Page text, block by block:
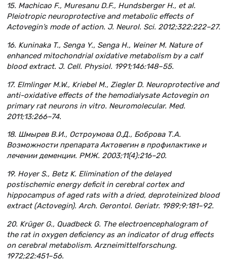
15. Machicao F., Muresanu D.F., Hundsberger H., et al.
Pleiotropic neuroprotective and metabolic effects of
Actovegin’s mode of action. J. Neurol. Sci. 2012;322:222–27.
16. Kuninaka T., Senga Y., Senga H., Weiner M. Nature of
enhanced mitochondrial oxidative metabolism by a calf
blood extract. J. Cell. Physiol. 1991;146:148–55.
17. Elmlinger M.W., Kriebel M., Ziegler D. Neuroprotective and
anti-oxidative effects of the hemodialysate Actovegin on
primary rat neurons in vitro. Neuromolecular. Med.
2011;13:266–74.
18. Шмырев В.И., Остроумова О.Д., Боброва Т.А.
Возможности препарата Актовегин в профилактике и
лечении деменции. РМЖ. 2003;11(4):216–20.
19. Hoyer S., Betz K. Elimination of the delayed
postischemic energy deficit in cerebral cortex and
hippocampus of aged rats with a dried, deproteinized blood
extract (Actovegin). Arch. Gerontol. Geriatr. 1989;9:181–92.
20. Krüger G., Quadbeck G. The electroencephalogram of
the rat in oxygen deficiency as an indicator of drug effects
on cerebral metabolism. Arzneimittelforschung.
1972;22:451–56.